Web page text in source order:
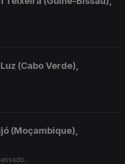
(Cabo Verde),
(Moçambique),